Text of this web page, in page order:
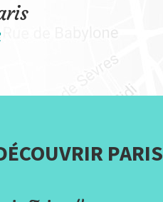
PARIS